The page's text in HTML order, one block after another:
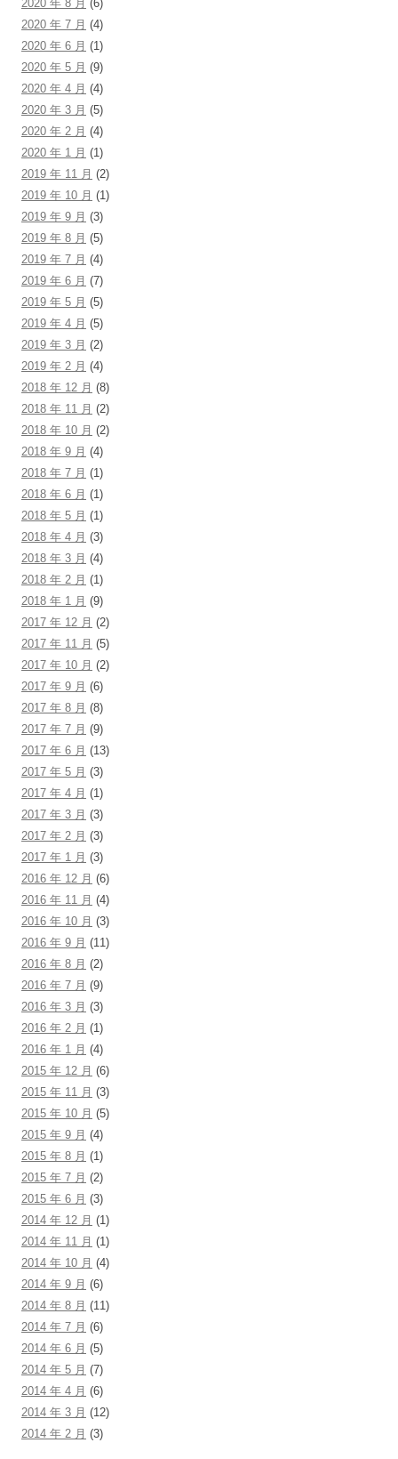
2020 年 8 月 (6)
2020 年 7 月 (4)
2020 年 6 月 (1)
2020 年 5 月 (9)
2020 年 4 月 (4)
2020 年 3 月 (5)
2020 年 2 月 (4)
2020 年 1 月 (1)
2019 年 11 月 (2)
2019 年 10 月 (1)
2019 年 9 月 (3)
2019 年 8 月 (5)
2019 年 7 月 (4)
2019 年 6 月 (7)
2019 年 5 月 (5)
2019 年 4 月 (5)
2019 年 3 月 (2)
2019 年 2 月 (4)
2018 年 12 月 (8)
2018 年 11 月 (2)
2018 年 10 月 (2)
2018 年 9 月 (4)
2018 年 7 月 (1)
2018 年 6 月 (1)
2018 年 5 月 (1)
2018 年 4 月 (3)
2018 年 3 月 (4)
2018 年 2 月 (1)
2018 年 1 月 (9)
2017 年 12 月 (2)
2017 年 11 月 (5)
2017 年 10 月 (2)
2017 年 9 月 (6)
2017 年 8 月 (8)
2017 年 7 月 (9)
2017 年 6 月 (13)
2017 年 5 月 (3)
2017 年 4 月 (1)
2017 年 3 月 (3)
2017 年 2 月 (3)
2017 年 1 月 (3)
2016 年 12 月 (6)
2016 年 11 月 (4)
2016 年 10 月 (3)
2016 年 9 月 (11)
2016 年 8 月 (2)
2016 年 7 月 (9)
2016 年 3 月 (3)
2016 年 2 月 (1)
2016 年 1 月 (4)
2015 年 12 月 (6)
2015 年 11 月 (3)
2015 年 10 月 (5)
2015 年 9 月 (4)
2015 年 8 月 (1)
2015 年 7 月 (2)
2015 年 6 月 (3)
2014 年 12 月 (1)
2014 年 11 月 (1)
2014 年 10 月 (4)
2014 年 9 月 (6)
2014 年 8 月 (11)
2014 年 7 月 (6)
2014 年 6 月 (5)
2014 年 5 月 (7)
2014 年 4 月 (6)
2014 年 3 月 (12)
2014 年 2 月 (3)